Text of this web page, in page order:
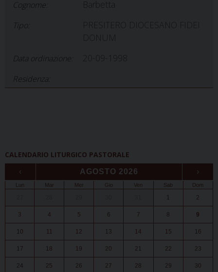
Cognome: Barbetta
Tipo:
PRESITERO DIOCESANO FIDEI
Data ordinazione: 20-09-1998
Residenza:
CALENDARIO LITURGICO PASTORALE
‹ AGOSTO 2026 ›
Lun Mar Mer Gio Ven Sab Dom
1 2
3 4 5 6 7 8 9
10 11 12 13 14 15 16
17 18 19 20 21 22 23
24 25 26 27 28 29 30